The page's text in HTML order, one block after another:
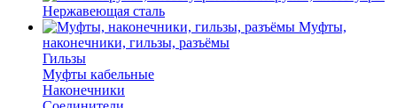
Нержавеющая сталь
Муфты,
наконечники, гильзы, разъёмы
Гильзы
Муфты кабельные
Наконечники